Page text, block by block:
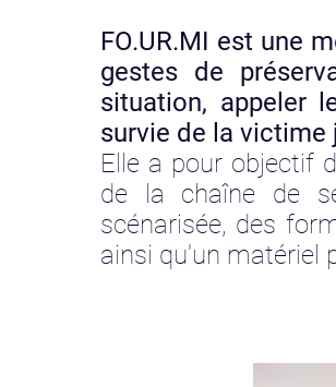
FO.UR.MI est une
gestes de
situation, appeler
survie de la victime
Elle a pour objectif
de la chaîne de
scénarisée, des
ainsi qu'un matériel